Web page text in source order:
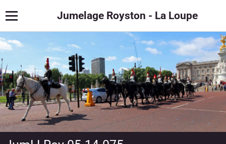
Jumelage Royston - La Loupe